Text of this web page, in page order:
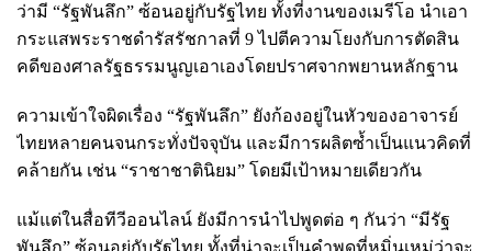
ว่ามี “รัฐพันลึก” ซ้อนอยู่กับรัฐไทย ทั้งที่งานของเมรีโอ นำเอา
กระแสพระราชดำรัสรัชกาลที่ 9 ไปตีความโยงกับการตัดสิน
คดีของศาลรัฐธรรมนูญเอาเองโดยปราศจากพยานหลักฐาน
ความเข้าใจผิดเรื่อง “รัฐพันลึก” ยังก้องอยู่ในหัวของอาจารย์
ไทยหลายคนจนกระทั่งปัจจุบัน และมีการผลิตซ้ำเป็นแนวคิดที่
คล้ายกัน เช่น “ราชาชาตินิยม” โดยมีเป้าหมายเดียวกัน
แม้แต่ในสื่อทีวีออนไลน์ ยังมีการนำไปพูดต่อ ๆ กันว่า “มีรัฐ
พันลึก” ซ้อนอยู่กับรัฐไทย ทั้งที่น่าจะเป็นคำพูดที่หมิ่นเหม่ว่าจะ